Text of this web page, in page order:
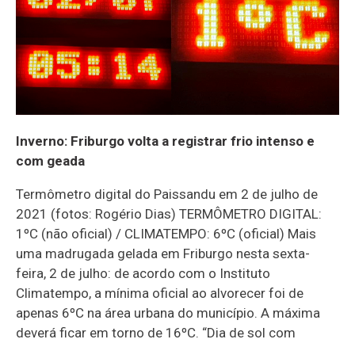
Inverno: Friburgo volta a registrar frio intenso e
com geada
Termômetro digital do Paissandu em 2 de julho de
2021 (fotos: Rogério Dias) TERMÔMETRO DIGITAL:
1ºC (não oficial) / CLIMATEMPO: 6ºC (oficial) Mais
uma madrugada gelada em Friburgo nesta sexta-
feira, 2 de julho: de acordo com o Instituto
Climatempo, a mínima oficial ao alvorecer foi de
apenas 6ºC na área urbana do município. A máxima
deverá ficar em torno de 16ºC. “Dia de sol com